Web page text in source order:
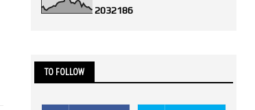
2032186
TO FOLLOW